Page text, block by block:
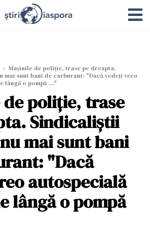
› Mașinile de poliție, trase pe dreapta.
mai sunt bani de carburant: "Dacă vedeți vreo
lângă o pompă ..."
de poliție, trase
Sindicaliștii
mai sunt bani
"Dacă
autospecială
lângă o pompă